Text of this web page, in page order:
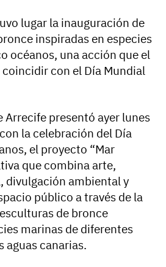
lugar la inauguración de
inspiradas en especies
océanos, una acción que el
con el Día Mundial
Arrecife presentó ayer lunes
la celebración del Día
el proyecto “Mar
que combina arte,
divulgación ambiental y
público a través de la
de bronce
marinas de diferentes
aguas canarias.